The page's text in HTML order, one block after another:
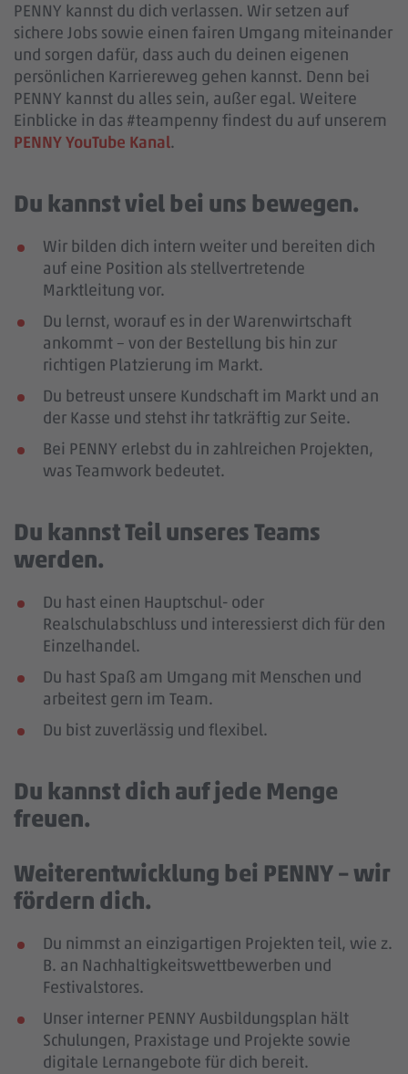
PENNY kannst du dich verlassen. Wir setzen auf
sichere Jobs sowie einen fairen Umgang miteinander
und sorgen dafür, dass auch du deinen eigenen
persönlichen Karriereweg gehen kannst. Denn bei
PENNY kannst du alles sein, außer egal. Weitere
Einblicke in das #teampenny findest du auf unserem
PENNY YouTube Kanal.
Du kannst viel bei uns bewegen.
Wir bilden dich intern weiter und bereiten dich
auf eine Position als stellvertretende
Marktleitung vor.
Du lernst, worauf es in der Warenwirtschaft
ankommt – von der Bestellung bis hin zur
richtigen Platzierung im Markt.
Du betreust unsere Kundschaft im Markt und an
der Kasse und stehst ihr tatkräftig zur Seite.
Bei PENNY erlebst du in zahlreichen Projekten,
was Teamwork bedeutet.
Du kannst Teil unseres Teams
werden.
Du hast einen Hauptschul- oder
Realschulabschluss und interessierst dich für den
Einzelhandel.
Du hast Spaß am Umgang mit Menschen und
arbeitest gern im Team.
Du bist zuverlässig und flexibel.
Du kannst dich auf jede Menge
freuen.
Weiterentwicklung bei PENNY – wir
fördern dich.
Du nimmst an einzigartigen Projekten teil, wie z.
B. an Nachhaltigkeitswettbewerben und
Festivalstores.
Unser interner PENNY Ausbildungsplan hält
Schulungen, Praxistage und Projekte sowie
digitale Lernangebote für dich bereit.